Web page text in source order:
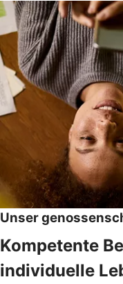
Unser
Kompetente
individuelle